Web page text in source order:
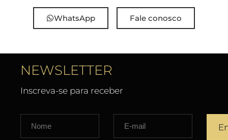
WhatsApp Fale conosco
NEWSLETTER
Inscreva-se para receber